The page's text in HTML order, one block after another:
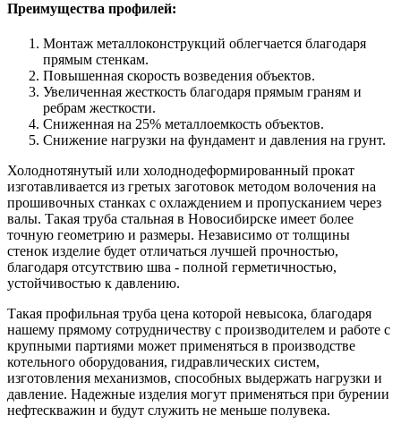
Преимущества профилей:
Монтаж металлоконструкций облегчается благодаря
прямым стенкам.
Повышенная скорость возведения объектов.
Увеличенная жесткость благодаря прямым граням и
ребрам жесткости.
Сниженная на 25% металлоемкость объектов.
Снижение нагрузки на фундамент и давления на грунт.
Холоднотянутый или холоднодеформированный прокат
изготавливается из гретых заготовок методом волочения на
прошивочных станках с охлаждением и пропусканием через
валы. Такая труба стальная в Новосибирске имеет более
точную геометрию и размеры. Независимо от толщины
стенок изделие будет отличаться лучшей прочностью,
благодаря отсутствию шва - полной герметичностью,
устойчивостью к давлению.
Такая профильная труба цена которой невысока, благодаря
нашему прямому сотрудничеству с производителем и работе с
крупными партиями может применяться в производстве
котельного оборудования, гидравлических систем,
изготовления механизмов, способных выдержать нагрузки и
давление. Надежные изделия могут применяться при бурении
нефтескважин и будут служить не меньше полувека.